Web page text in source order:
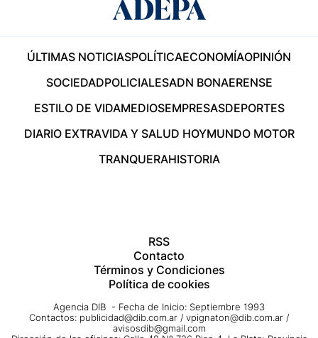
ÚLTIMAS NOTICIASPOLÍTICAECONOMÍAOPINIÓN
SOCIEDADPOLICIALESADN BONAERENSE
ESTILO DE VIDAMEDIOSEMPRESASDEPORTES
DIARIO EXTRAVIDA Y SALUD HOYMUNDO MOTOR
TRANQUERAHISTORIA
RSS
Contacto
Términos y Condiciones
Política de cookies
Agencia DIB - Fecha de Inicio: Septiembre 1993
Contactos: publicidad@dib.com.ar / vpignaton@dib.com.ar /
avisosdib@gmail.com